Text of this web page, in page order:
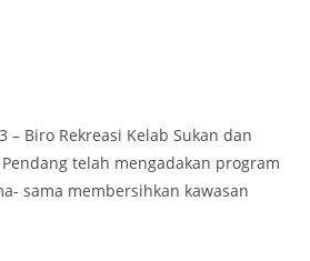
– Biro Rekreasi Kelab Sukan dan
Pendang telah mengadakan program
sama membersihkan kawasan